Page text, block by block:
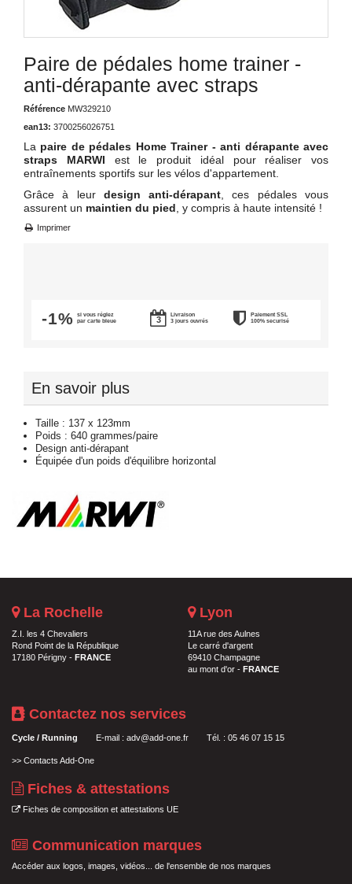
Paire de pédales home trainer -
anti-dérapante avec straps
Référence MW329210
ean13: 3700256026751
La paire de pédales Home Trainer - anti dérapante avec
straps MARWI est le produit idéal pour réaliser vos
entraînements sportifs sur les vélos d'appartement.
Grâce à leur design anti-dérapant , ces pédales vous
assurent un maintien du pied , y compris à haute intensité !
Imprimer
-1%
si vous réglez
par carte bleue
Livraison
3 jours ouvrés
Paiement SSL
100% securisé
En savoir plus
Taille : 137 x 123mm
Poids : 640 grammes/paire
Design anti-dérapant
Équipée d'un poids d'équilibre horizontal
La Rochelle
Z.I. les 4 Chevaliers
Rond Point de la République
17180 Périgny - FRANCE
Lyon
11A rue des Aulnes
Le carré d'argent
69410 Champagne
au mont d'or - FRANCE
Contactez nos services
Cycle / Running E-mail : adv@add-one.fr Tél. : 05 46 07 15 15
>> Contacts Add-One
Fiches & attestations
Fiches de composition et attestations UE
Communication marques
Accéder aux logos, images, vidéos... de l'ensemble de nos marques